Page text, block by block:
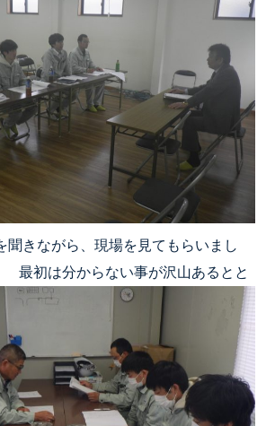
聞きながら、現場を見てもらいまし
からない事が沢山あるとと